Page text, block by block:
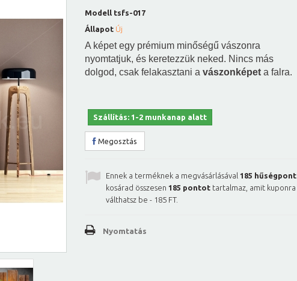
Modell tsfs-017
Állapot Új
A képet egy prémium minőségű vászonra
nyomtatjuk, és keretezzük neked. Nincs más
dolgod, csak felakasztani a vászonképet a falra.
Szállítás: 1-2 munkanap alatt
Megosztás
Ennek a terméknek a megvásárlásával 185 hűségpont
kosárad összesen 185 pontot tartalmaz, amit kuponra
válthatsz be - 185 FT.
Nyomtatás